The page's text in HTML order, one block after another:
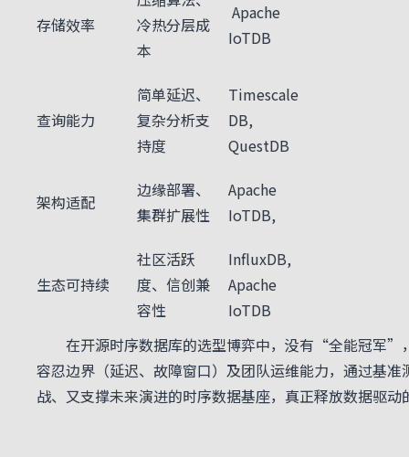
存储效率
冷热分层成
本
Apache
IoTDB
查询能力
简单延迟、
复杂分析支
持度
Timescale
DB,
QuestDB
架构适配
边缘部署、
集群扩展性
Apache
IoTDB,
生态可持续
社区活跃
度、信创兼
容性
InfluxDB,
Apache
IoTDB
在开源时序数据库的选型博弈中，没有“全能冠军”
容忍边界（延迟、故障窗口）及团队运维能力，通过基
战、又支撑未来演进的时序数据基座，真正释放数据驱动